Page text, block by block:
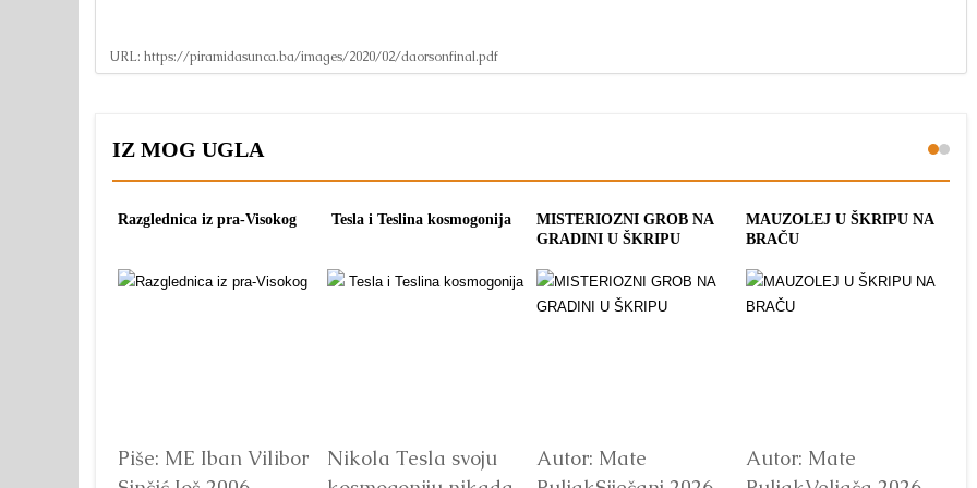
URL: https://piramidasunca.ba/images/2020/02/daorsonfinal.pdf
IZ MOG UGLA
Razglednica iz pra-Visokog
Piše: ME Iban Vilibor
Tesla i Teslina kosmogonija
Nikola Tesla svoju
MISTERIOZNI GROB NA
GRADINI U ŠKRIPU
Autor: Mate
MAUZOLEJ U ŠKRIPU NA
BRAČU
Autor: Mate